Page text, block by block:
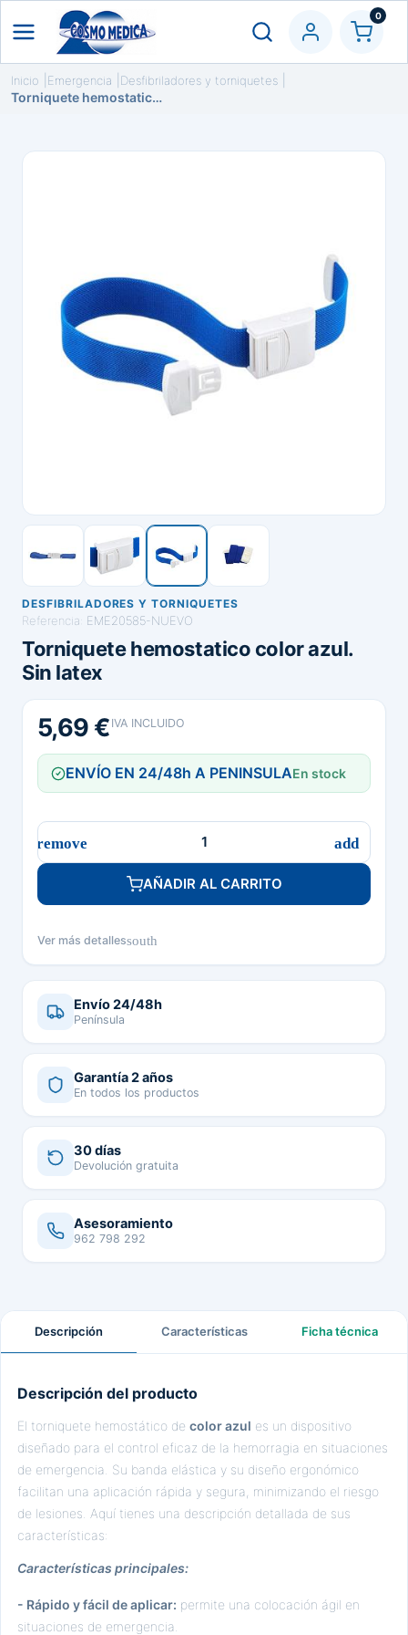
0
Inicio Emergencia Desfibriladores y torniquetes
Torniquete hemostatico color azul. Sin latex
DESFIBRILADORES Y TORNIQUETES
Referencia: EME20585-NUEVO
Torniquete hemostatico color azul.
Sin latex
5,69 € IVA INCLUIDO
ENVÍO EN 24/48h A PENINSULAEn stock
AÑADIR AL CARRITO
Ver más detallessouth
Envío 24/48h
Península
Garantía 2 años
En todos los productos
30 días
Devolución gratuita
Asesoramiento
962 798 292
Descripción Características Ficha técnica
Descripción del producto
El torniquete hemostático de color azul es un dispositivo
diseñado para el control eficaz de la hemorragia en situaciones
de emergencia. Su banda elástica y su diseño ergonómico
facilitan una aplicación rápida y segura, minimizando el riesgo
de lesiones. Aquí tienes una descripción detallada de sus
características:
Características principales:
- Rápido y fácil de aplicar: permite una colocación ágil en
situaciones de emergencia.